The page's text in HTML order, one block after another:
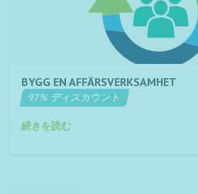
BYGG EN AFFÄRSVERKSAMHET
97% ディスカウント
続きを読む